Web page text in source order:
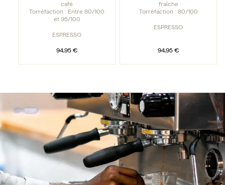
café
Torréfaction : Entre 80/100
et 95/100
ESPRESSO
94,95 €
fraîche
Torréfaction : 80/100
ESPRESSO
94,95 €